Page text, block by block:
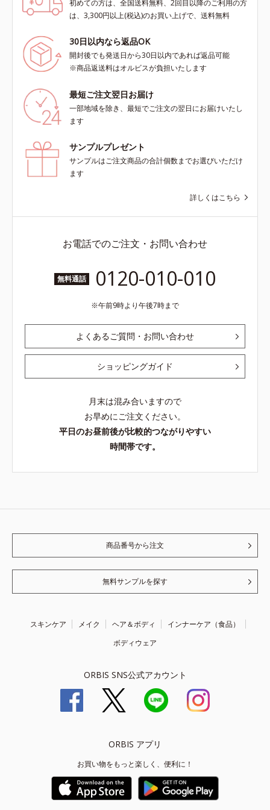
初めての方は、全国送料無料、2回目以降のご利用の方
は、3,300円以上(税込)のお買い上げで、送料無料
30日以内なら返品OK
開封後でも発送日から30日以内であれば返品可能
※商品返送料はオルビスが負担いたします
最短ご注文翌日お届け
一部地域を除き、最短でご注文の翌日にお届けいたし
ます
サンプルプレゼント
サンプルはご注文商品の合計個数までお選びいただけ
ます
詳しくはこちら
お電話でのご注文・お問い合わせ
無料通話 0120-010-010
午前9時より午後7時まで
よくあるご質問・お問い合わせ
ショッピングガイド
月末は混み合いますので
お早めにご注文ください。
平日のお昼前後が比較的つながりやすい
時間帯です。
商品番号から注文
無料サンプルを探す
スキンケア メイク ヘア＆ボディ
インナーケア（食品）
ボディウェア
ORBIS SNS公式アカウント
ORBIS アプリ
お買い物をもっと楽しく、便利に！